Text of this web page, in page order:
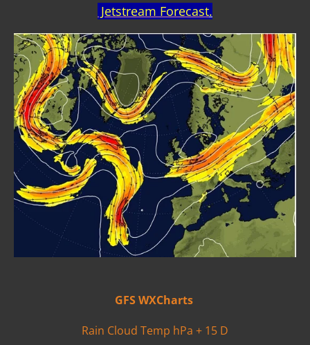
Jetstream Forecast.
GFS WXCharts
Rain Cloud Temp hPa + 15 D